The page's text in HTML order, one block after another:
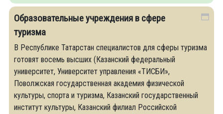
Образовательные учреждения в сфере
туризма
В Республике Татарстан специалистов для сферы туризма
готовят восемь высших (Казанский федеральный
университет, Университет управления «ТИСБИ»,
Поволжская государственная академия физической
культуры, спорта и туризма, Казанский государственный
институт культуры, Казанский филиал Российской